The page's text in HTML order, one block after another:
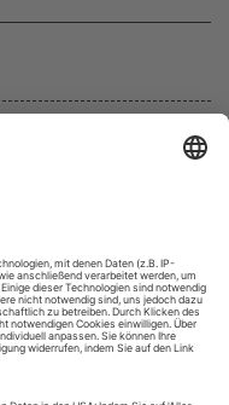
und mitten in einem
in schwarzem
Das, woran sie
Neun, zehn
des Materials
«Die